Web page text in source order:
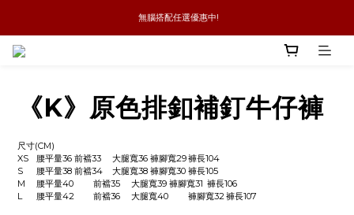
新品優惠任兩件8折
無腦搭配任選優惠中!
《K》原色排釦補釘牛仔褲
尺寸(CM)
XS	腰平量36	前襠33	大腿寬36	褲腳寬29	褲長104
S	腰平量38	前襠34	大腿寬38	褲腳寬30	褲長105
M	腰平量40	前襠35	大腿寬39	褲腳寬31	褲長106
L	腰平量42	前襠36	大腿寬40	褲腳寬32	褲長107